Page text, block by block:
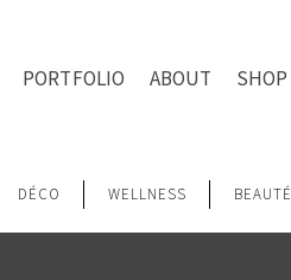
PORTFOLIO ABOUT SHOP
DÉCO WELLNESS BEAUTÉ